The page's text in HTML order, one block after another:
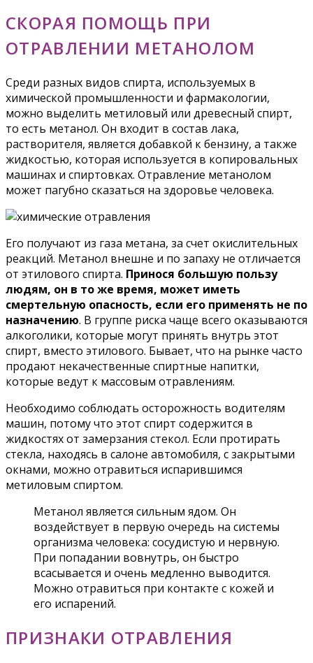
СКОРАЯ ПОМОЩЬ ПРИ
ОТРАВЛЕНИИ МЕТАНОЛОМ
Среди разных видов спирта, используемых в
химической промышленности и фармакологии,
можно выделить метиловый или древесный спирт,
то есть метанол. Он входит в состав лака,
растворителя, является добавкой к бензину, а также
жидкостью, которая используется в копировальных
машинах и спиртовках. Отравление метанолом
может пагубно сказаться на здоровье человека.
Его получают из газа метана, за счет окислительных
реакций. Метанол внешне и по запаху не отличается
от этилового спирта. Принося большую пользу
людям, он в то же время, может иметь
смертельную опасность, если его применять не по
назначению. В группе риска чаще всего оказываются
алкоголики, которые могут принять внутрь этот
спирт, вместо этилового. Бывает, что на рынке часто
продают некачественные спиртные напитки,
которые ведут к массовым отравлениям.
Необходимо соблюдать осторожность водителям
машин, потому что этот спирт содержится в
жидкостях от замерзания стекол. Если протирать
стекла, находясь в салоне автомобиля, с закрытыми
окнами, можно отравиться испарившимся
метиловым спиртом.
Метанол является сильным ядом. Он
воздействует в первую очередь на системы
организма человека: сосудистую и нервную.
При попадании вовнутрь, он быстро
всасывается и очень медленно выводится.
Можно отравиться при контакте с кожей и
его испарений.
ПРИЗНАКИ ОТРАВЛЕНИЯ